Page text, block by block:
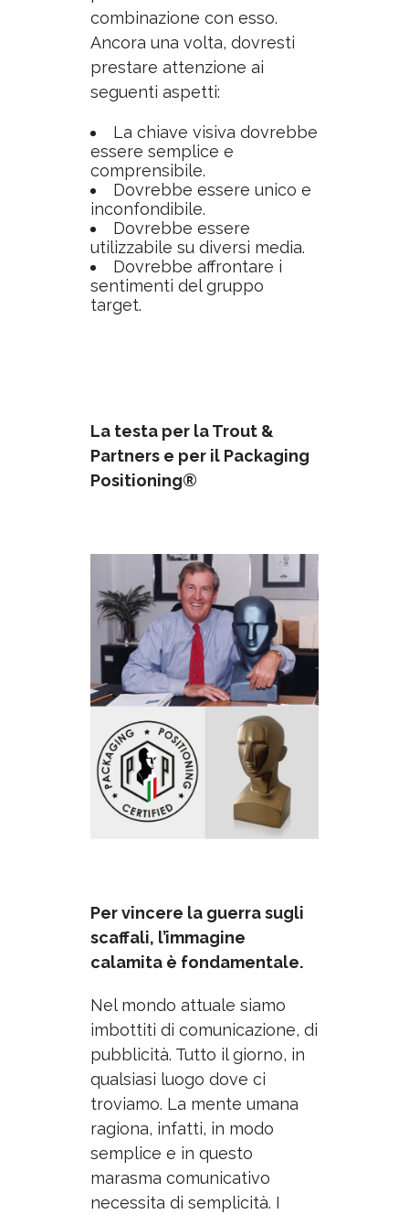
combinazione con esso.
Ancora una volta, dovresti
prestare attenzione ai
seguenti aspetti:
La chiave visiva dovrebbe
essere semplice e
comprensibile.
Dovrebbe essere unico e
inconfondibile.
Dovrebbe essere
utilizzabile su diversi media.
Dovrebbe affrontare i
sentimenti del gruppo
target.
La testa per la Trout &
Partners e per il Packaging
Positioning®
Per vincere la guerra sugli
scaffali, l’immagine
calamita è fondamentale.
Nel mondo attuale siamo
imbottiti di comunicazione, di
pubblicità. Tutto il giorno, in
qualsiasi luogo dove ci
troviamo. La mente umana
ragiona, infatti, in modo
semplice e in questo
marasma comunicativo
necessita di semplicità. I